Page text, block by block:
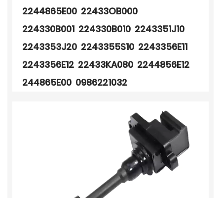
2244865E00 22433OB000
224330B001 224330B010 2243351J10
2243353J20 2243355S10 2243356E11
2243356E12 22433KA080 2244856E12
244865E00 0986221032